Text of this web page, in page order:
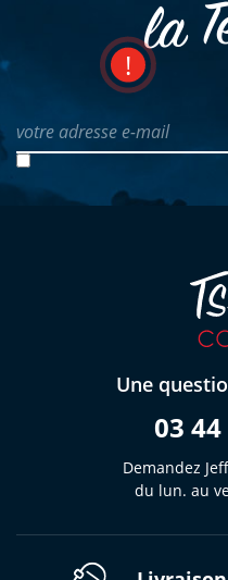
la
votre adresse e-mail
Une
03
Demandez
du lun. au